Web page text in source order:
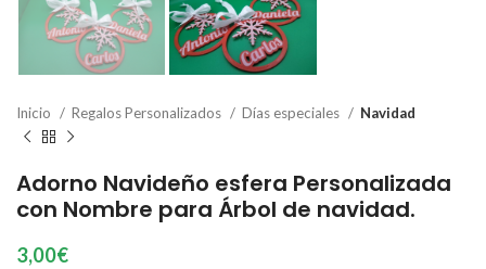
Inicio Regalos Personalizados Días especiales Navidad
Adorno Navideño esfera Personalizada
con Nombre para Árbol de navidad.
3,00€